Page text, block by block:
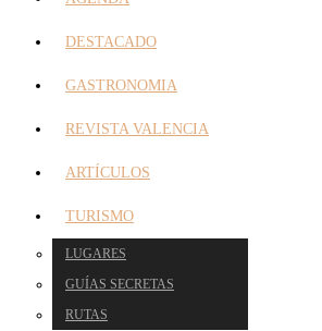
DESTACADO
GASTRONOMIA
REVISTA VALENCIA
ARTÍCULOS
TURISMO
LUGARES
GUÍAS SECRETAS
RUTAS